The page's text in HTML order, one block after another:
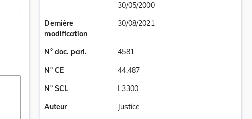
30/05/2000
Dernière
modification
30/08/2021
N° doc. parl.
4581
N° CE
44.487
N° SCL
L3300
Auteur
Justice